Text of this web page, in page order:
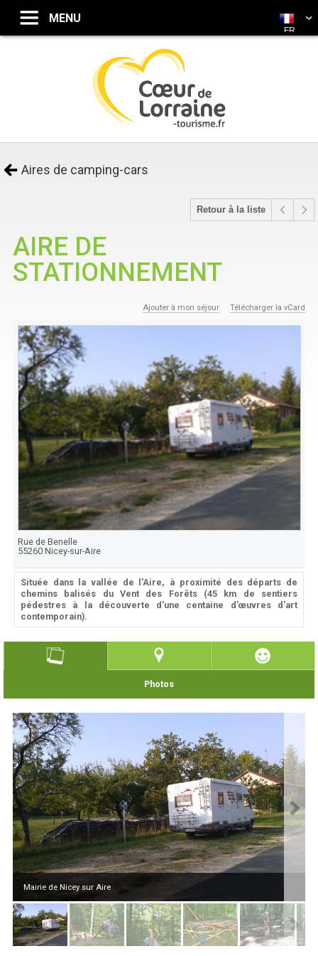
Aires de camping-cars
Retour à la liste
AIRE DE
STATIONNEMENT
Ajouter à mon séjour Télécharger la vCard
Rue de Benelle
55260Nicey-sur-Aire
Située dans la vallée de l'Aire, à proximité des départs de
chemins balisés du Vent des Forêts (45 km de sentiers
pédestres à la découverte d'une centaine d’œuvres d'art
contemporain).
Photos
Mairie de Nicey sur Aire
FR